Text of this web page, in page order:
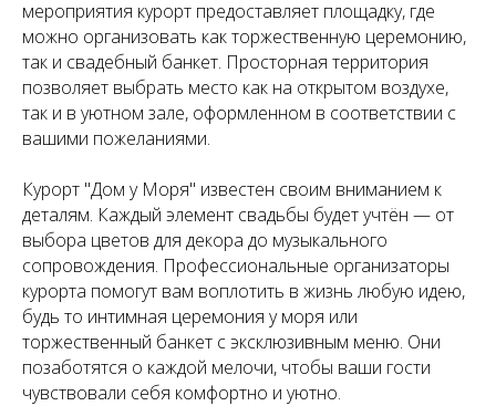
мероприятия курорт предоставляет площадку, где
можно организовать как торжественную церемонию,
так и свадебный банкет. Просторная территория
позволяет выбрать место как на открытом воздухе,
так и в уютном зале, оформленном в соответствии с
вашими пожеланиями.
Курорт "Дом у Моря" известен своим вниманием к
деталям. Каждый элемент свадьбы будет учтён — от
выбора цветов для декора до музыкального
сопровождения. Профессиональные организаторы
курорта помогут вам воплотить в жизнь любую идею,
будь то интимная церемония у моря или
торжественный банкет с эксклюзивным меню. Они
позаботятся о каждой мелочи, чтобы ваши гости
чувствовали себя комфортно и уютно.